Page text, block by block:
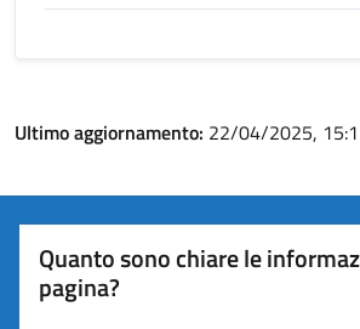
Ultimo aggiornamento: 22/04/2025,
Quanto sono chiare le
pagina?